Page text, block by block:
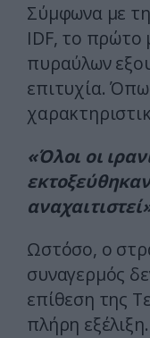
Σύμφωνα με
IDF, το πρώτο
πυραύλων
επιτυχία.
«Όλοι οι
Ωστόσο, ο
συναγερμός
επίθεση της
πλήρη εξέλιξη.